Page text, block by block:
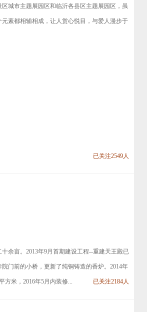
城市主题展园区和临沂各县区主题展园区，虽
素都相辅相成，让人赏心悦目，与爱人漫步于
已关注2549人
余亩。2013年9月首期建设工程--重建天王殿已
门前的小桥，更新了纯铜铸造的香炉。2014年
方米，2016年5月内装修... 已关注2184人